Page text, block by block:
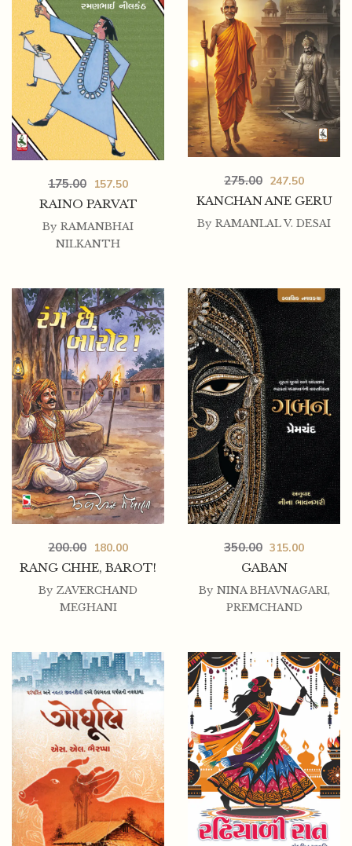
RAINO PARVAT
175.00 157.50
By RAMANBHAI
NILKANTH
KANCHAN ANE GERU
275.00 247.50
By RAMANLAL V. DESAI
RANG CHHE, BAROT!
200.00 180.00
By ZAVERCHAND
MEGHANI
GABAN
350.00 315.00
By NINA BHAVNAGARI,
PREMCHAND